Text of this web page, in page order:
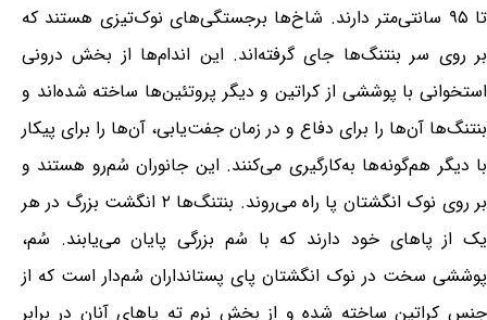
تا ۹۵ سانتی‌متر دارند. شاخ‌ها برجستگی‌های نوک‌تیزی هستند که
بر روی سر بنتنگ‌ها جای گرفته‌اند. این اندام‌ها از بخش درونی
استخوانی با پوششی از کراتین و دیگر پروتئین‌ها ساخته شده‌اند و
بنتنگ‌ها آن‌ها را برای دفاع و در زمان جفت‌یابی، آن‌ها را برای پیکار
با دیگر هم‌گونه‌ها به‌کارگیری می‌کنند. این جانوران سُم‌رو هستند و
بر روی نوک انگشتان پا راه می‌روند. بنتنگ‌ها ۲ انگشت بزرگ در هر
یک از پاهای خود دارند که با سُم بزرگی پایان می‌یابند. سُم،
پوششی سخت در نوک انگشتان پای پستانداران سُم‌دار است که از
جنس کراتین ساخته شده و از بخش نرم ته پاهای آنان در برابر